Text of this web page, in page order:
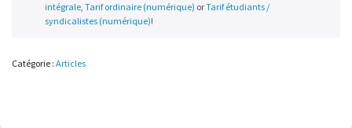
intégrale, Tarif ordinaire (numérique) orTarif étudiants /
syndicalistes (numérique)!
Catégorie : Articles